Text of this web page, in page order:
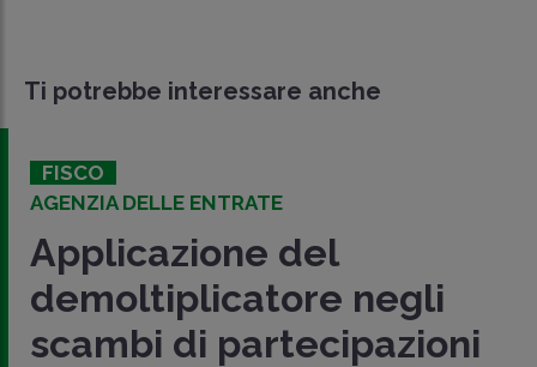
Ti potrebbe interessare anche
FISCO
AGENZIA DELLE ENTRATE
Applicazione del
demoltiplicatore negli
scambi di partecipazioni